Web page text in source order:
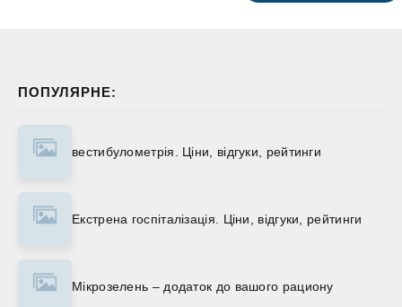
ПОПУЛЯРНЕ:
вестибулометрія. Ціни, відгуки, рейтинги
Екстрена госпіталізація. Ціни, відгуки, рейтинги
Мікрозелень – додаток до вашого рациону